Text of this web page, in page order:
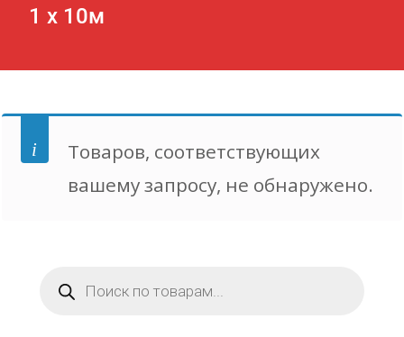
1 х 10м
Товаров, соответствующих
вашему запросу, не обнаружено.
товаров